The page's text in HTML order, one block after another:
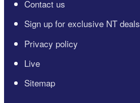
Contact us
Sign up for exclusive NT deals
Privacy policy
Live
Sitemap